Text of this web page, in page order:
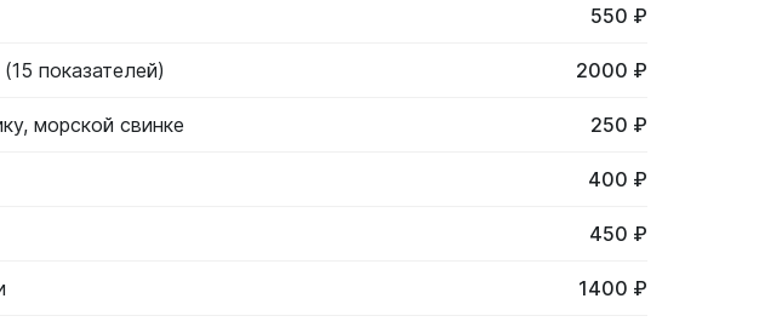
550 ₽
показателей) 2000 ₽
морской свинке 250 ₽
400 ₽
450 ₽
1400 ₽